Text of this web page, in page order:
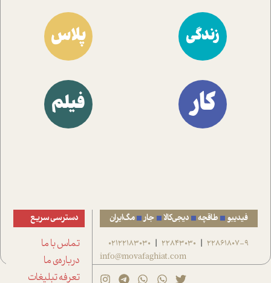
زندگی پلاس
کار فیلم
فیدیبو طاقچه دیجی‌کالا جار مگ‌ایران
22861807-9
|
22843030
|
02122183030
info@movafaghiat.com
دسترسی سریع
تماس با ما
درباره‌ی ما
تعرفه تبلیغات